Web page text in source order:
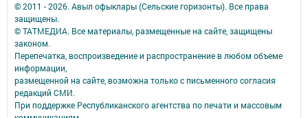
© 2011 - 2026. Авыл офыклары (Сельские горизонты). Все права
защищены.
© ТАТМЕДИА. Все материалы, размещенные на сайте, защищены
законом.
Перепечатка, воспроизведение и распространение в любом объеме
информации,
размещенной на сайте, возможна только с письменного согласия
редакций СМИ.
При поддержке Республиканского агентства по печати и массовым